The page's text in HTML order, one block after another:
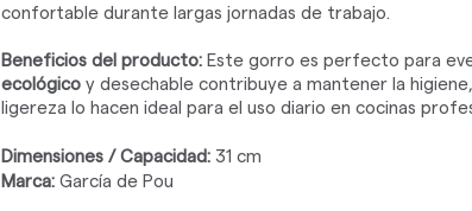
confortable durante largas jornadas de trabajo.
Beneficios del producto:Este gorro es perfecto para
ecológicoy desechable contribuye a mantener la
ligereza lo hacen ideal para el uso diario en cocinas
Dimensiones / Capacidad:31 cm
Marca:García de Pou